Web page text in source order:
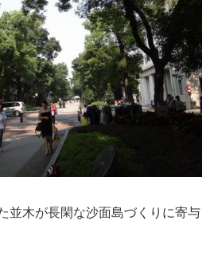
並木が長閑な沙面島づくりに寄与